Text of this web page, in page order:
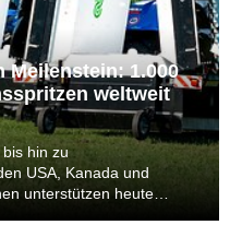
Meilenstein: 1.000
weltweit
hin zu
USA, Kanada und
unterstützen heute